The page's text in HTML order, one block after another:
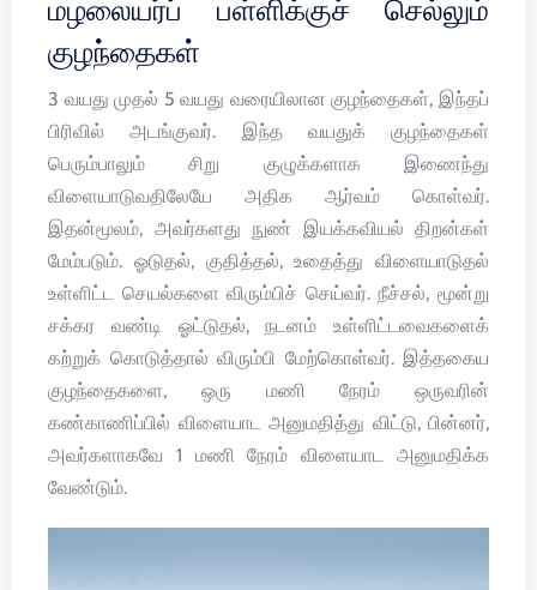
குழந்தைகள்
3 வயது முதல் 5 வயது வரையிலான குழந்தைகள், இந்தப்
பிரிவில் அடங்குவர். இந்த வயதுக் குழந்தைகள்
பெரும்பாலும் சிறு குழுக்களாக இணைந்து
விளையாடுவதிலேயே அதிக ஆர்வம் கொள்வர்.
இதன்மூலம், அவர்களது நுண் இயக்கவியல் திறன்கள்
மேம்படும். ஓடுதல், குதித்தல், உதைத்து விளையாடுதல்
உள்ளிட்ட செயல்களை விரும்பிச் செய்வர். நீச்சல், மூன்று
சக்கர வண்டி ஓட்டுதல், நடனம் உள்ளிட்டவைகளைக்
கற்றுக் கொடுத்தால் விரும்பி மேற்கொள்வர். இத்தகைய
குழந்தைகளை, ஒரு மணி நேரம் ஒருவரின்
கண்காணிப்பில் விளையாட அனுமதித்து விட்டு, பின்னர்,
அவர்களாகவே 1 மணி நேரம் விளையாட அனுமதிக்க
வேண்டும்.